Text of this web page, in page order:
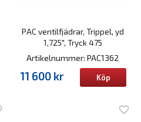
PAC ventilfjädrar, Trippel, yd
1,725", Tryck 475
Artikelnummer: PAC1362
11 600 kr Köp